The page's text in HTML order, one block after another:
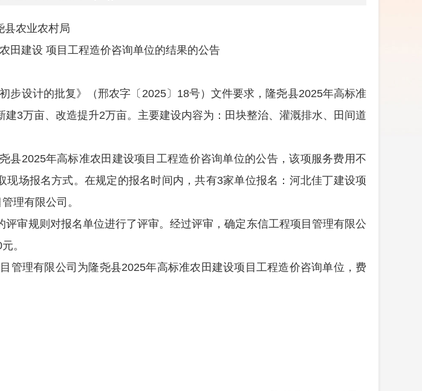
县农业农村局
田建设 项目工程造价咨询单位的结果的公告
步设计的批复》（邢农字〔 2025〕 18号）文件要求，隆尧县2025年高标准
建3万亩、改造提升2万亩。主要建设内容为：田块整治、灌溉排水、田间道
县2025年高标准农田建设项目工程造价咨询单位的公告，该项服务费用不
现场报名方式。在规定的报名时间内，共有3家单位报名：河北佳丁建设项
理有限公司。
审规则对报名单位进行了评审。经过评审，确定东信工程项目管理有限公
元。
管理有限公司为隆尧县2025年高标准农田建设项目工程造价咨询单位， 费